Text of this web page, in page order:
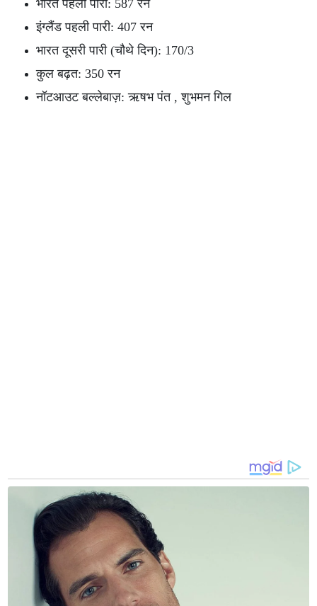
भारत पहली पारी: 587 रन
इंग्लैंड पहली पारी: 407 रन
भारत दूसरी पारी (चौथे दिन): 170/3
कुल बढ़त: 350 रन
नॉटआउट बल्लेबाज़: ऋषभ पंत , शुभमन गिल